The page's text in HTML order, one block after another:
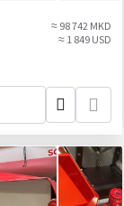
≈ 98 742 MKD
≈ 1 849 USD